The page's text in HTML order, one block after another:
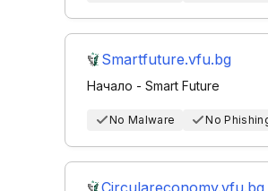
Smartfuture.vfu.bg
Начало - Smart Future
No Malware No